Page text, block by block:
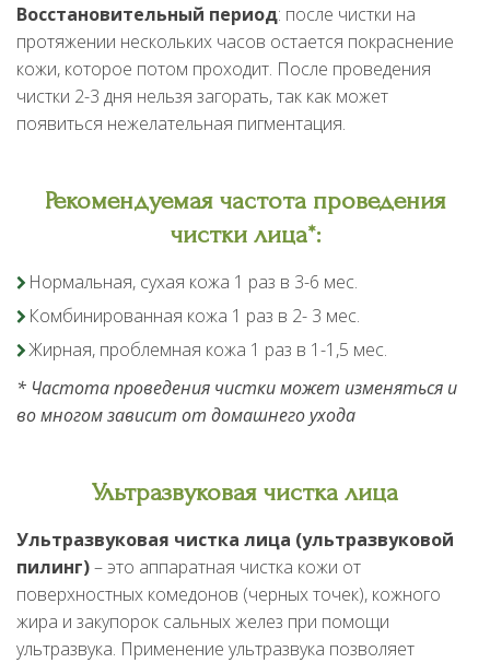
Восстановительный период: после чистки на
протяжении нескольких часов остается покраснение
кожи, которое потом проходит. После проведения
чистки 2-3 дня нельзя загорать, так как может
появиться нежелательная пигментация.
Рекомендуемая частота проведения
чистки лица*:
Нормальная, сухая кожа 1 раз в 3-6 мес.
Комбинированная кожа 1 раз в 2- 3 мес.
Жирная, проблемная кожа 1 раз в 1-1,5 мес.
* Частота проведения чистки может изменяться и
во многом зависит от домашнего ухода
Ультразвуковая чистка лица
Ультразвуковая чистка лица (ультразвуковой
пилинг)– это аппаратная чистка кожи от
поверхностных комедонов (черных точек), кожного
жира и закупорок сальных желез при помощи
ультразвука. Применение ультразвука позволяет